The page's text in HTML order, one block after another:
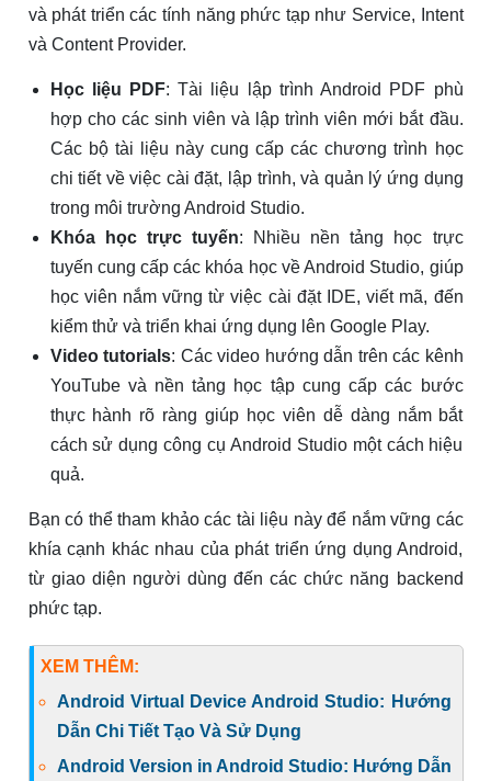
và phát triển các tính năng phức tạp như Service, Intent
và Content Provider.
Học liệu PDF: Tài liệu lập trình Android PDF phù
hợp cho các sinh viên và lập trình viên mới bắt đầu.
Các bộ tài liệu này cung cấp các chương trình học
chi tiết về việc cài đặt, lập trình, và quản lý ứng dụng
trong môi trường Android Studio.
Khóa học trực tuyến: Nhiều nền tảng học trực
tuyến cung cấp các khóa học về Android Studio, giúp
học viên nắm vững từ việc cài đặt IDE, viết mã, đến
kiểm thử và triển khai ứng dụng lên Google Play.
Video tutorials: Các video hướng dẫn trên các kênh
YouTube và nền tảng học tập cung cấp các bước
thực hành rõ ràng giúp học viên dễ dàng nắm bắt
cách sử dụng công cụ Android Studio một cách hiệu
quả.
Bạn có thể tham khảo các tài liệu này để nắm vững các
khía cạnh khác nhau của phát triển ứng dụng Android,
từ giao diện người dùng đến các chức năng backend
phức tạp.
XEM THÊM:
Android Virtual Device Android Studio: Hướng
Dẫn Chi Tiết Tạo Và Sử Dụng
Android Version in Android Studio: Hướng Dẫn